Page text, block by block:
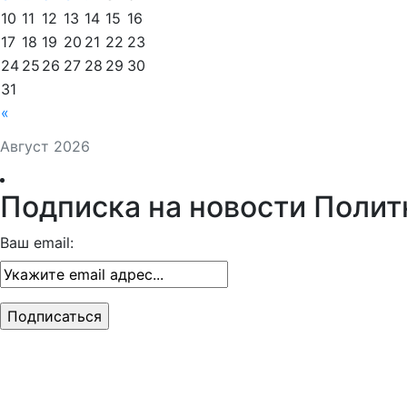
Август 2026
«
10 11 12 13 14 15 16
17 18 19 20 21 22 23
24 25 26 27 28 29 30
31
Подписка на новости
Ваш email: